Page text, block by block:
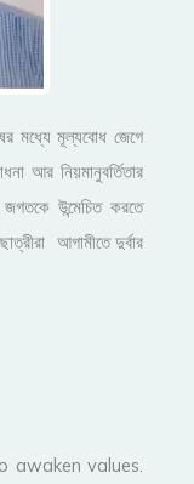
মধ্যে মূল্যবোধ জেগে
আর নিয়মানুবর্তিতার
উন্মেচিত করতে
আগামীতে দুর্বার
awaken values.